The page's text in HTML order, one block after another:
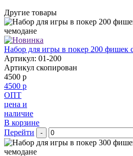
Другие товары
Набор для игры в покер 200 фишек
Артикул: 01-200
Артикул скопирован
4500 р
4500 р
ОПТ
цена и
наличие
В корзине
Перейти
-